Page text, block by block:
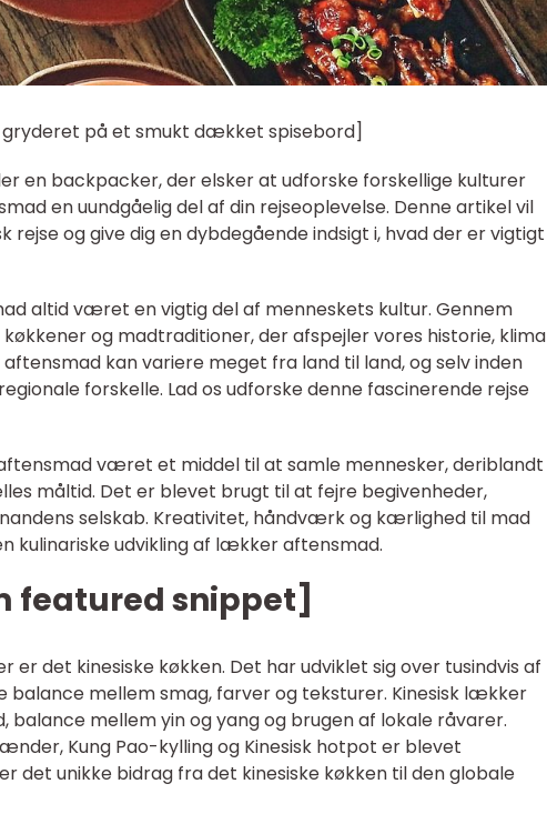
på et smukt dækket spisebord]
en backpacker, der elsker at udforske forskellige kulturer
en uundgåelig del af din rejseoplevelse. Denne artikel vil
rejse og give dig en dybdegående indsigt i, hvad der er vigtigt
altid været en vigtig del af menneskets kultur. Gennem
og madtraditioner, der afspejler vores historie, klima
kan variere meget fra land til land, og selv inden
forskelle. Lad os udforske denne fascinerende rejse
været et middel til at samle mennesker, deriblandt
måltid. Det er blevet brugt til at fejre begivenheder,
selskab. Kreativitet, håndværk og kærlighed til mad
kulinariske udvikling af lækker aftensmad.
featured snippet]
er det kinesiske køkken. Det har udviklet sig over tusindvis af
balance mellem smag, farver og teksturer. Kinesisk lækker
balance mellem yin og yang og brugen af lokale råvarer.
Kung Pao-kylling og Kinesisk hotpot er blevet
unikke bidrag fra det kinesiske køkken til den globale